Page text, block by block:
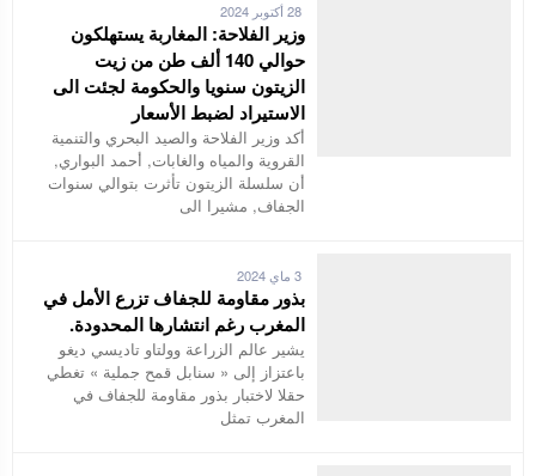
28 أكتوبر 2024
وزير الفلاحة: المغاربة يستهلكون
حوالي 140 ألف طن من زيت
الزيتون سنويا والحكومة لجئت الى
الاستيراد لضبط الأسعار
أكد وزير الفلاحة والصيد البحري والتنمية
القروية والمياه والغابات, أحمد البواري,
أن سلسلة الزيتون تأثرت بتوالي سنوات
الجفاف, مشيرا الى
3 ماي 2024
بذور مقاومة للجفاف تزرع الأمل في
المغرب رغم انتشارها المحدودة.
يشير عالم الزراعة وولتاو تاديسي ديغو
باعتزاز إلى « سنابل قمح جملية » تغطي
حقلا لاختبار بذور مقاومة للجفاف في
المغرب تمثل